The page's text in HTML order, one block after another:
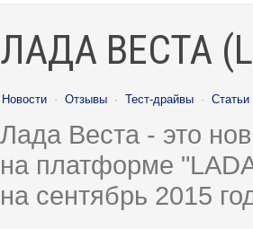
ЛАДА ВЕСТА
Новости · Отзывы · Тест-драйвы · Статьи
Лада Веста - это
на платформе
на сентябрь 2015